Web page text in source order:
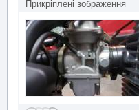
Прикріплені зображення